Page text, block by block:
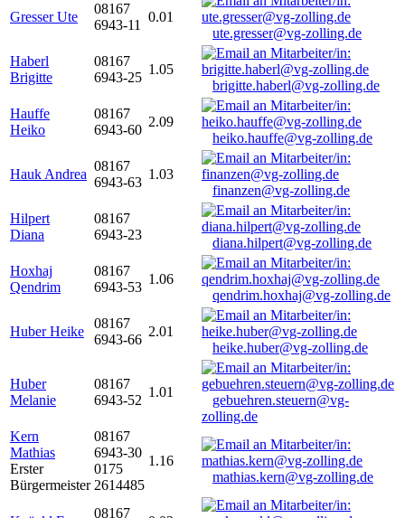
Gresser Ute
08167
6943-11
0.01
ute.gresser@vg-zolling.de
Haberl
Brigitte
08167
6943-25
1.05
brigitte.haberl@vg-zolling.de
Hauffe
Heiko
08167
6943-60
2.09
heiko.hauffe@vg-zolling.de
Hauk Andrea
08167
6943-63
1.03
finanzen@vg-zolling.de
Hilpert
Diana
08167
6943-23
diana.hilpert@vg-zolling.de
Hoxhaj
Qendrim
08167
6943-53
1.06
qendrim.hoxhaj@vg-zolling.de
Huber Heike
08167
6943-66
2.01
heike.huber@vg-zolling.de
Huber
Melanie
08167
6943-52
1.01
gebuehren.steuern@vg-
zolling.de
Kern
Mathias
Erster
Bürgermeister
08167
6943-30
0175
2614485
1.16
mathias.kern@vg-zolling.de
08167